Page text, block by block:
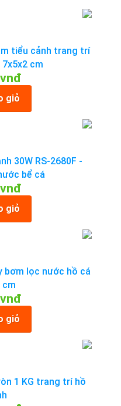
tiểu cảnh trang trí
cm
giỏ
30W RS-2680F -
bể cá
giỏ
bơm lọc nước hồ cá
cm
giỏ
1 KG trang trí hồ